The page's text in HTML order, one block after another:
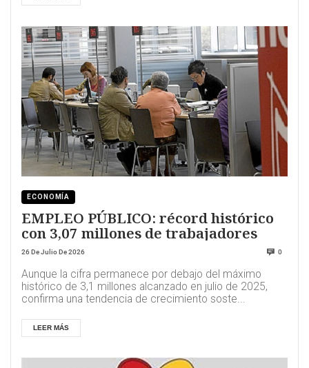
ECONOMÍA
EMPLEO PÚBLICO: récord histórico
con 3,07 millones de trabajadores
26 De Julio De 2026 0
Aunque la cifra permanece por debajo del máximo
histórico de 3,1 millones alcanzado en julio de 2025,
confirma una tendencia de crecimiento soste...
LEER MÁS